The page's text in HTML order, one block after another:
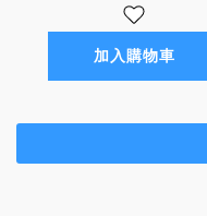
加入購物車